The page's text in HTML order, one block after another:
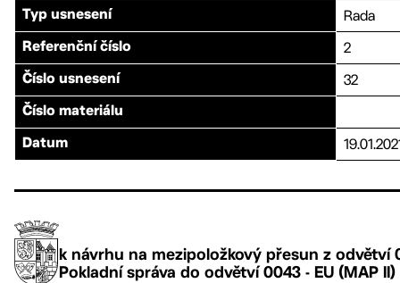
Typ usnesení Rada
Referenční číslo 2
Číslo usnesení 32
Číslo materiálu
Datum
k návrhu na mezipoložkový přesun z odvětví
Pokladní správa do odvětví 0043 - EU (MAP II)